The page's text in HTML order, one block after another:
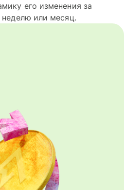
его изменения за
неделю или месяц.